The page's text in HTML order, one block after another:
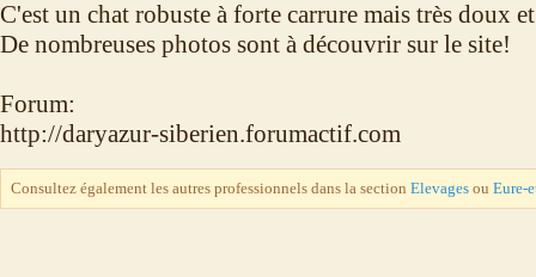
C'est un chat robuste à forte carrure mais très doux
De nombreuses photos sont à découvrir sur le site!
Forum:
http://daryazur-siberien.forumactif.com
Consultez également les autres professionnels dans la section Elevages ou Eure-